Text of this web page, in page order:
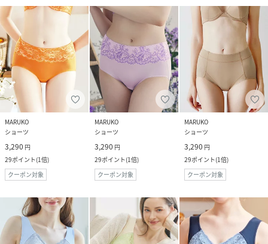
MARUKO
ショーツ
3,290 円
29ポイント(1倍)
クーポン対象
MARUKO
ショーツ
3,290 円
29ポイント(1倍)
クーポン対象
MARUKO
ショーツ
3,290 円
29ポイント(1倍)
クーポン対象